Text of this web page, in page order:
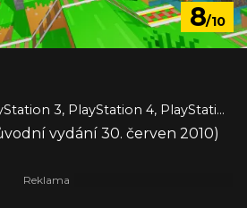
8/10
3DS, Android, PC, PlayStation 3, PlayStation 4, PlayStation 5, Switch, Switch 2, VITA, Wii U, Xbox 360, Xbox One, Xbox Series, iOS
vydání 30. červen 2010)